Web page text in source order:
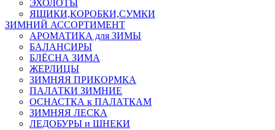
ЭХОЛОТЫ
ЯЩИКИ,КОРОБКИ,СУМКИ
ЗИМНИЙ АССОРТИМЕНТ
АРОМАТИКА для ЗИМЫ
БАЛАНСИРЫ
БЛЁСНА ЗИМА
ЖЕРЛИЦЫ
ЗИМНЯЯ ПРИКОРМКА
ПАЛАТКИ ЗИМНИЕ
ОСНАСТКА к ПАЛАТКАМ
ЗИМНЯЯ ЛЕСКА
ЛЕДОБУРЫ и ШНЕКИ